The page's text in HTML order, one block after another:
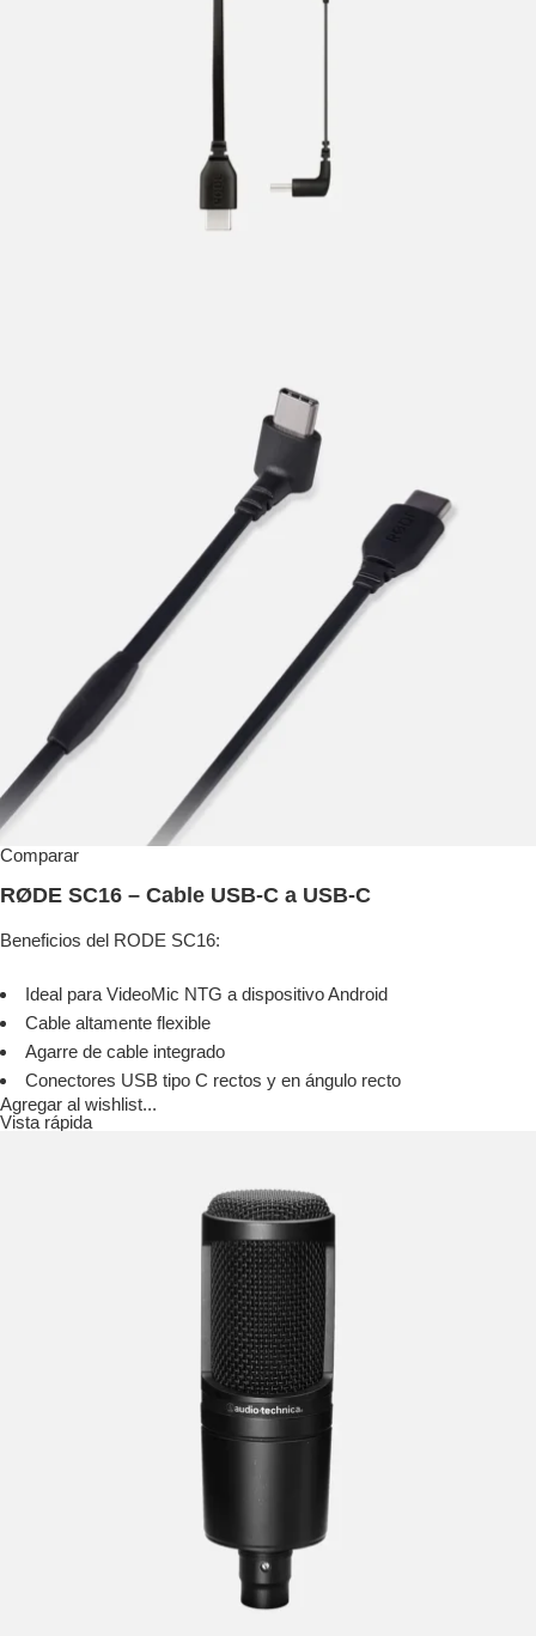
Comparar
RØDE SC16 – Cable USB-C a USB-C
Beneficios del RODE SC16:
Ideal para VideoMic NTG a dispositivo Android
Cable altamente flexible
Agarre de cable integrado
Conectores USB tipo C rectos y en ángulo recto
Agregar al wishlist...
Vista rápida